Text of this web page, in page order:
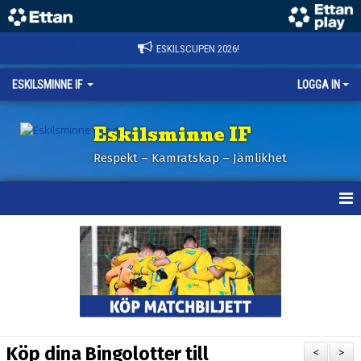
ESKILSCUPEN 2026!
ESKILSMINNE IF LOGGA IN
Eskilsminne IF
Respekt – Kamratskap – Jämlikhet
BILDER ESKILSCUPEN
>
<
Köp dina Bingolotter till